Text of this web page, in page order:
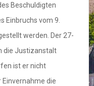
Beschuldigten
Einbruchs vom 9.
werden. Der 27-
die Justizanstalt
ist er nicht
die